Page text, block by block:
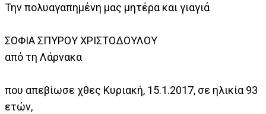
Την πολυαγαπημένη μας μητέρα και γιαγιά
ΣΟΦΙΑ ΣΠΥΡΟΥ ΧΡΙΣΤΟΔΟΥΛΟΥ
από τη Λάρνακα
που απεβίωσε χθες Κυριακή, 15.1.2017, σε ηλικία 93
ετών,